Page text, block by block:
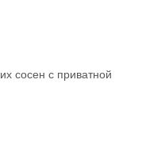
сосен с приватной